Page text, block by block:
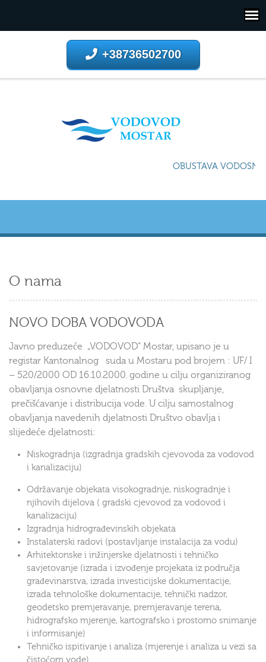
+38736502700
OBUSTAVA
O nama
NOVO DOBA VODOVODA
Javno preduzeće „VODOVOD“ Mostar, upisano je u
registar Kantonalnog suda u Mostaru pod brojem : UF/ I
– 520/2000 OD 16.10.2000. godine u cilju organiziranog
obavljanja osnovne djelatnosti Društva skupljanje,
prečišćavanje i distribucija vode. U cilju samostalnog
obavljanja navedenih djelatnosti Društvo obavlja i
slijedeće djelatnosti:
Niskogradnja (izgradnja gradskih cjevovoda za vodovod
i kanalizaciju)
Održavanje objekata visokogradnje, niskogradnje i
njihovih dijelova ( gradski cjevovod za vodovod i
kanalizaciju)
Izgradnja hidrograđevinskih objekata
Instalaterski radovi (postavljanje instalacija za vodu)
Arhitektonske i inžinjerske djelatnosti i tehničko
savjetovanje (izrada i izvođenje projekata iz područja
građevinarstva, izrada investicijske dokumentacije,
izrada tehnološke dokumentacije, tehnički nadzor,
geodetsko premjeravanje, premjeravanje terena,
hidrografsko mjerenje, kartografsko i prostorno snimanje
i informisanje)
Tehničko ispitivanje i analiza (mjerenje i analiza u vezi sa
čistoćom vode).